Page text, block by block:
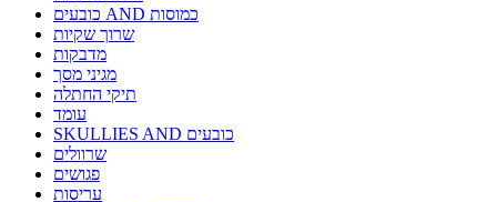
כובעים AND כמוסות
שרוך שקיות
מדבקות
מגיני מסך
תיקי החתלה
עומד
SKULLIES AND כובעים
שרוולים
פגושים
עריסות